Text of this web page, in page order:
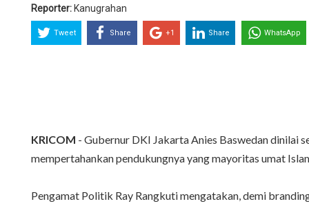
Reporter: Kanugrahan
Tweet Share +1 Share WhatsApp
KRICOM - Gubernur DKI Jakarta Anies Baswedan dinilai
mempertahankan pendukungnya yang mayoritas umat
Pengamat Politik Ray Rangkuti mengatakan, demi